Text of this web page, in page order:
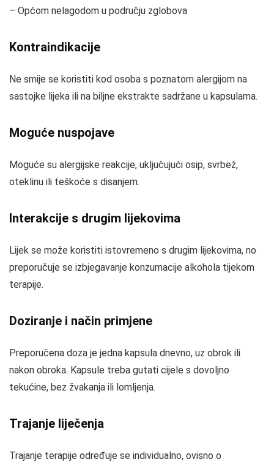
– Općom nelagodom u području zglobova
Kontraindikacije
Ne smije se koristiti kod osoba s poznatom alergijom na
sastojke lijeka ili na biljne ekstrakte sadržane u kapsulama.
Moguće nuspojave
Moguće su alergijske reakcije, uključujući osip, svrbež,
oteklinu ili teškoće s disanjem.
Interakcije s drugim lijekovima
Lijek se može koristiti istovremeno s drugim lijekovima, no
preporučuje se izbjegavanje konzumacije alkohola tijekom
terapije.
Doziranje i način primjene
Preporučena doza je jedna kapsula dnevno, uz obrok ili
nakon obroka. Kapsule treba gutati cijele s dovoljno
tekućine, bez žvakanja ili lomljenja.
Trajanje liječenja
Trajanje terapije određuje se individualno, ovisno o